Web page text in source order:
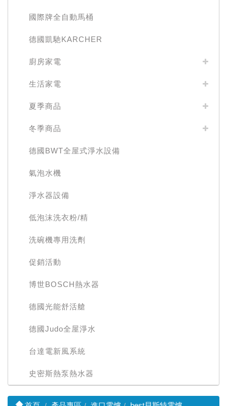
國際牌全自動馬桶
德國凱馳KARCHER
廚房家電
生活家電
夏季商品
冬季商品
德國BWT全屋式淨水設備
氣泡水機
淨水器設備
低泡沫洗衣粉/精
洗碗機專用洗劑
促銷活動
博世BOSCH熱水器
德國光能舒活艙
德國Judo全屋淨水
台達電新風系統
史密斯熱泵熱水器